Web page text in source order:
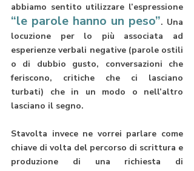
abbiamo sentito utilizzare l’espressione
“le parole hanno un peso”. Una
locuzione per lo più associata ad
esperienze verbali negative (parole ostili
o di dubbio gusto, conversazioni che
feriscono, critiche che ci lasciano
turbati) che in un modo o nell’altro
lasciano il segno.
Stavolta invece ne vorrei parlare come
chiave di volta del percorso di scrittura e
produzione di una richiesta di